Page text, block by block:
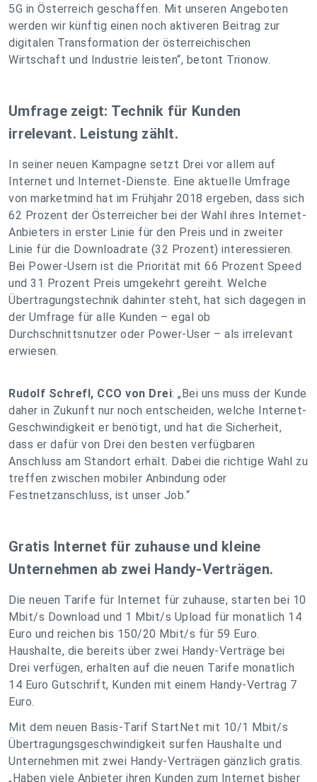
5G in Österreich geschaffen. Mit unseren Angeboten
werden wir künftig einen noch aktiveren Beitrag zur
digitalen Transformation der österreichischen
Wirtschaft und Industrie leisten“, betont Trionow.
Umfrage zeigt: Technik für Kunden
irrelevant. Leistung zählt.
In seiner neuen Kampagne setzt Drei vor allem auf
Internet und Internet-Dienste. Eine aktuelle Umfrage
von marketmind hat im Frühjahr 2018 ergeben, dass sich
62 Prozent der Österreicher bei der Wahl ihres Internet-
Anbieters in erster Linie für den Preis und in zweiter
Linie für die Downloadrate (32 Prozent) interessieren.
Bei Power-Usern ist die Priorität mit 66 Prozent Speed
und 31 Prozent Preis umgekehrt gereiht. Welche
Übertragungstechnik dahinter steht, hat sich dagegen in
der Umfrage für alle Kunden – egal ob
Durchschnittsnutzer oder Power-User – als irrelevant
erwiesen.
Rudolf Schrefl, CCO von Drei: „Bei uns muss der Kunde
daher in Zukunft nur noch entscheiden, welche Internet-
Geschwindigkeit er benötigt, und hat die Sicherheit,
dass er dafür von Drei den besten verfügbaren
Anschluss am Standort erhält. Dabei die richtige Wahl zu
treffen zwischen mobiler Anbindung oder
Festnetzanschluss, ist unser Job.“
Gratis Internet für zuhause und kleine
Unternehmen ab zwei Handy-Verträgen.
Die neuen Tarife für Internet für zuhause, starten bei 10
Mbit/s Download und 1 Mbit/s Upload für monatlich 14
Euro und reichen bis 150/20 Mbit/s für 59 Euro.
Haushalte, die bereits über zwei Handy-Verträge bei
Drei verfügen, erhalten auf die neuen Tarife monatlich
14 Euro Gutschrift, Kunden mit einem Handy-Vertrag 7
Euro.
Mit dem neuen Basis-Tarif StartNet mit 10/1 Mbit/s
Übertragungsgeschwindigkeit surfen Haushalte und
Unternehmen mit zwei Handy-Verträgen gänzlich gratis.
„Haben viele Anbieter ihren Kunden zum Internet bisher